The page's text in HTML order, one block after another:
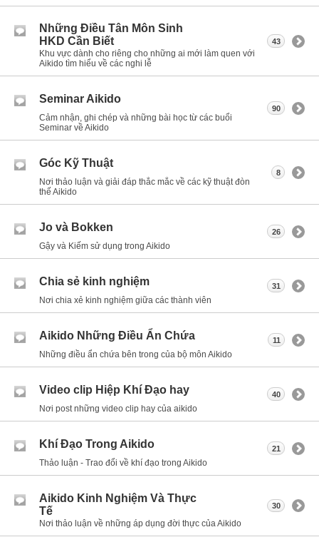
Những Điều Tân Môn Sinh
HKD Cần Biết
Khu vực dành cho riêng cho những ai mới làm quen với
Aikido tìm hiểu về các nghi lễ
43
Seminar Aikido
Cảm nhận, ghi chép và những bài học từ các buổi
Seminar về Aikido
90
Góc Kỹ Thuật
Nơi thảo luận và giải đáp thắc mắc về các kỹ thuật đòn
thế Aikido
8
Jo và Bokken
Gậy và Kiếm sử dụng trong Aikido
26
Chia sẻ kinh nghiệm
Nơi chia xẻ kinh nghiệm giữa các thành viên
31
Aikido Những Điều Ẩn Chứa
Những điều ẩn chứa bên trong của bộ môn Aikido
11
Video clip Hiệp Khí Đạo hay
Nơi post những video clip hay của aikido
40
Khí Đạo Trong Aikido
Thảo luận - Trao đổi về khí đạo trong Aikido
21
Aikido Kinh Nghiệm Và Thực
Tế
Nơi thảo luận về những áp dụng đời thực của Aikido
30